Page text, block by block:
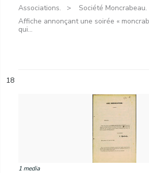
Associations.
Société Moncrabeau.
Affiche annonçant une soirée «
qui...
18
1 media